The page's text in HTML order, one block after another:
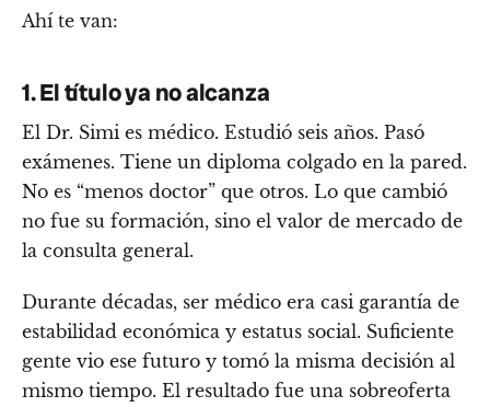
Ahí te van:
1. El título ya no alcanza
El Dr. Simi es médico. Estudió seis años. Pasó
exámenes. Tiene un diploma colgado en la pared.
No es “menos doctor” que otros. Lo que cambió
no fue su formación, sino el valor de mercado de
la consulta general.
Durante décadas, ser médico era casi garantía de
estabilidad económica y estatus social. Suficiente
gente vio ese futuro y tomó la misma decisión al
mismo tiempo. El resultado fue una sobreoferta